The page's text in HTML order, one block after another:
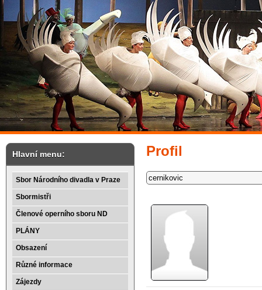
Hlavní menu:
Sbor Národního divadla v Praze
Sbormistři
Členové operního sboru ND
PLÁNY
Obsazení
Různé informace
Zájezdy
Profil